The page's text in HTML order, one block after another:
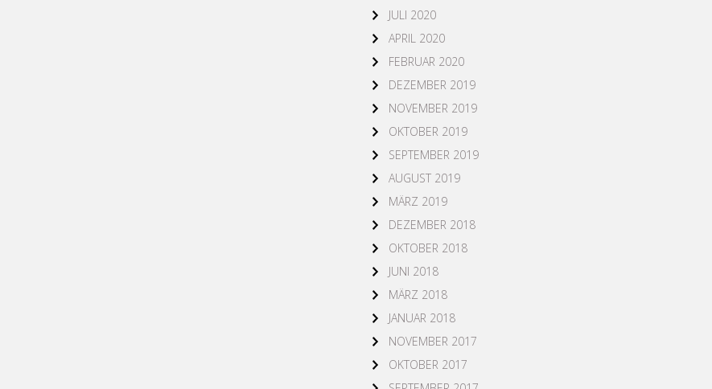
JULI 2020
APRIL 2020
FEBRUAR 2020
DEZEMBER 2019
NOVEMBER 2019
OKTOBER 2019
SEPTEMBER 2019
AUGUST 2019
MÄRZ 2019
DEZEMBER 2018
OKTOBER 2018
JUNI 2018
MÄRZ 2018
JANUAR 2018
NOVEMBER 2017
OKTOBER 2017